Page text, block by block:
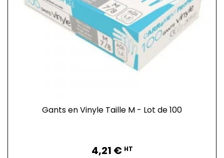
Gants en Vinyle Taille M - Lot de 100
4,21 € HT